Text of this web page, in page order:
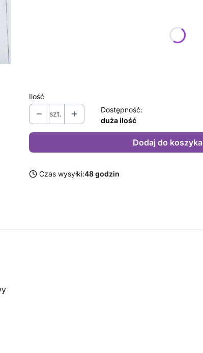
Ilość
szt.
Dostępność:
duża ilość
Dodaj do koszyka
Czas wysyłki:48 godzin